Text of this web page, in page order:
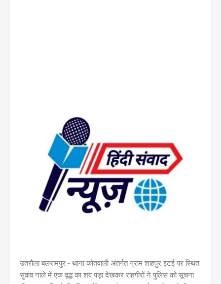
उतरौला बलरामपुर - थाना कोतवाली अंतर्गत ग्राम शाहपुर इटई पर स्थित
सुवांव नाले में एक वृद्ध का शव पड़ा देखकर राहगीरों ने पुलिस को सूचना